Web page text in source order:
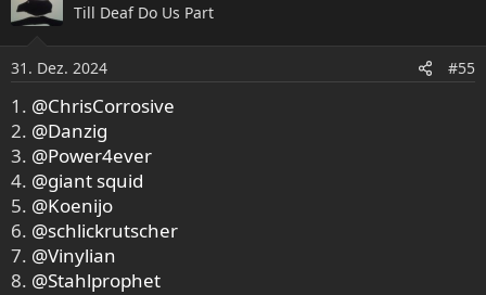
Till Deaf Do Us Part
31. Dez. 2024 #55
1. @ChrisCorrosive
2. @Danzig
3. @Power4ever
4. @giant squid
5. @Koenijo
6. @schlickrutscher
7. @Vinylian
8. @Stahlprophet